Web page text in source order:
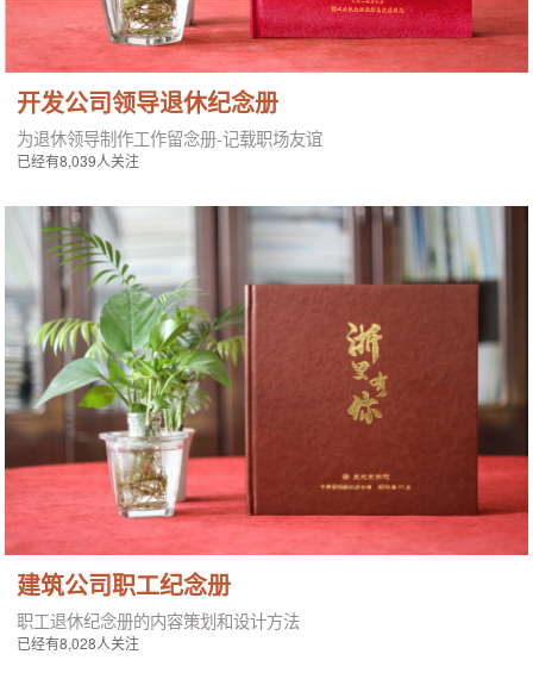
开发公司领导退休纪念册
为退休领导制作工作留念册-记载职场友谊
已经有8,039人关注
建筑公司职工纪念册
职工退休纪念册的内容策划和设计方法
已经有8,028人关注